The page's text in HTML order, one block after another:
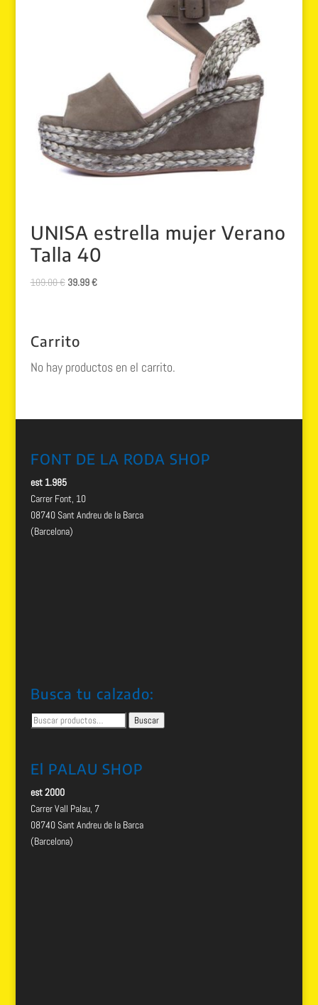
UNISA estrella mujer Verano
Talla 40
109.00€ El
109.00 €.
39.99€El
Carrito
No hay productos en el carrito.
FONT DE LA RODA SHOP
est 1.985
Carrer Font, 10
08740 Sant Andreu de la Barca
(Barcelona)
Busca tu calzado:
Buscar
por:
Buscar
El PALAU SHOP
est 2000
Carrer Vall Palau, 7
08740 Sant Andreu de la Barca
(Barcelona)